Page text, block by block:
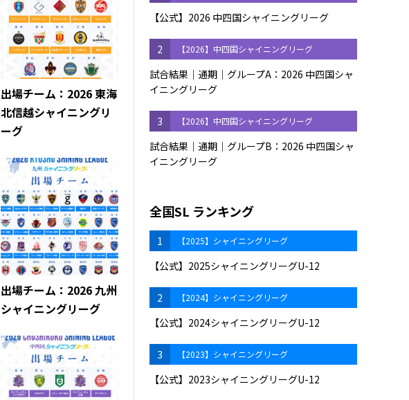
出場チーム：2026 東海
北信越シャイニングリ
ーグ
出場チーム：2026 九州
シャイニングリーグ
【公式】2026 中四国シャイニングリーグ
2 【2026】中四国シャイニングリーグ
試合結果｜通期｜グループA：2026 中四国シャ
イニングリーグ
3 【2026】中四国シャイニングリーグ
試合結果｜通期｜グループB：2026 中四国シャ
イニングリーグ
全国SL ランキング
1 【2025】シャイニングリーグ
【公式】2025シャイニングリーグU-12
2 【2024】シャイニングリーグ
【公式】2024シャイニングリーグU-12
3 【2023】シャイニングリーグ
【公式】2023シャイニングリーグU-12